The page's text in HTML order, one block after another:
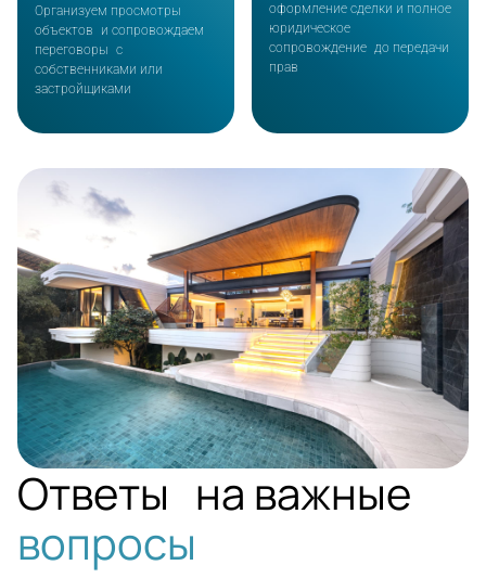
Организуем просмотры
объектов и сопровождаем
переговоры с
собственниками или
застройщиками
оформление сделки и полное
юридическое
сопровождение до передачи
прав
PHUKET
Ответы на важные
вопросы